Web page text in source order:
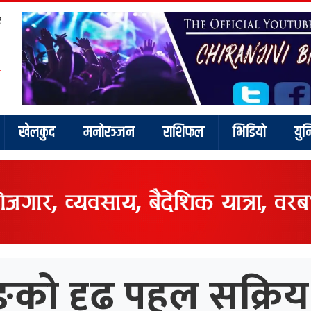
खेलकुद मनोरञ्जन राशिफल भिडियो
दृढ पहल